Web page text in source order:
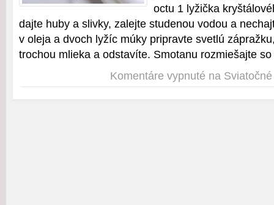
octu 1 lyžička
dajte huby a slivky, zalejte studenou vodou a
v oleja a dvoch lyžíc múky pripravte svetlú
trochou mlieka a odstavíte. Smotanu rozmiešajte
Komentáre vypnuté na